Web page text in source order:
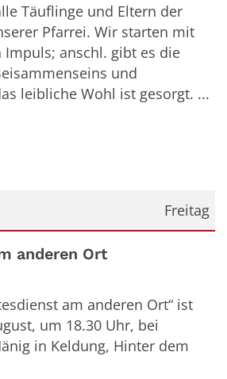
Täuflinge und Eltern der
Pfarrei. Wir starten mit
anschl. gibt es die
und
leibliche Wohl ist gesorgt. ...
Freitag
anderen Ort
am anderen Ort“ ist
um 18.30 Uhr, bei
in Keldung, Hinter dem